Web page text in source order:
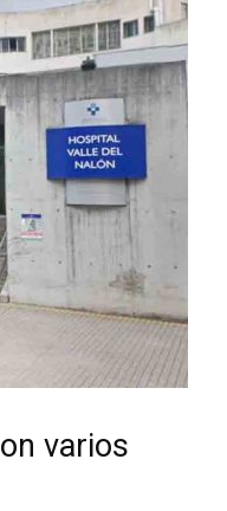
varios